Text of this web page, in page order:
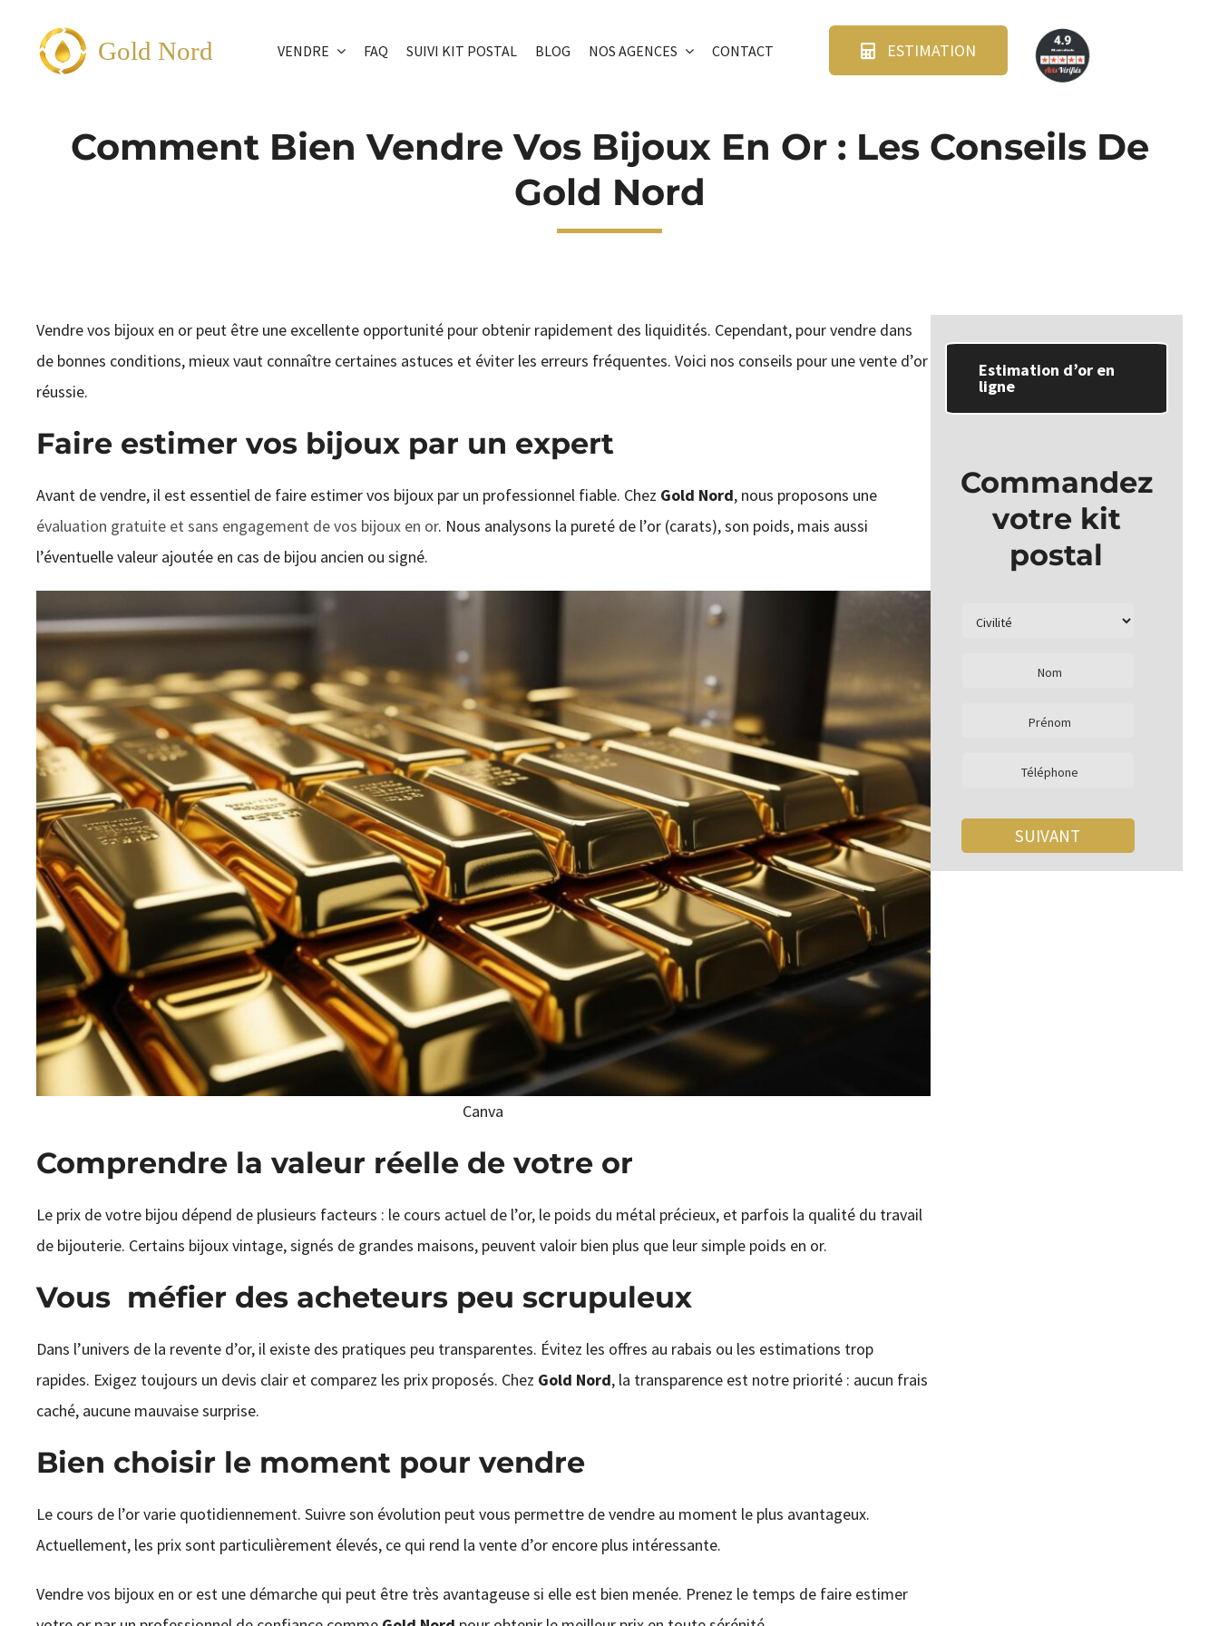
contenu
Gold Nord VENDRE FAQ SUIVI KIT POSTAL BLOG NOS AGENCES CONTACT ESTIMATION
Comment Bien Vendre Vos Bijoux En Or : Les Conseils De
Gold Nord
Vendre vos bijoux en or peut être une excellente opportunité pour obtenir rapidement des liquidités. Cependant, pour vendre dans
de bonnes conditions, mieux vaut connaître certaines astuces et éviter les erreurs fréquentes. Voici nos conseils pour une vente d’or
réussie.
Faire estimer vos bijoux par un expert
Avant de vendre, il est essentiel de faire estimer vos bijoux par un professionnel fiable. Chez Gold Nord, nous proposons une
évaluation gratuite et sans engagement de vos bijoux en or. Nous analysons la pureté de l’or (carats), son poids, mais aussi
l’éventuelle valeur ajoutée en cas de bijou ancien ou signé.
Canva
Comprendre la valeur réelle de votre or
Le prix de votre bijou dépend de plusieurs facteurs : le cours actuel de l’or, le poids du métal précieux, et parfois la qualité du travail
de bijouterie. Certains bijoux vintage, signés de grandes maisons, peuvent valoir bien plus que leur simple poids en or.
Vous méfier des acheteurs peu scrupuleux
Dans l’univers de la revente d’or, il existe des pratiques peu transparentes. Évitez les offres au rabais ou les estimations trop
rapides. Exigez toujours un devis clair et comparez les prix proposés. Chez Gold Nord, la transparence est notre priorité : aucun frais
caché, aucune mauvaise surprise.
Bien choisir le moment pour vendre
Le cours de l’or varie quotidiennement. Suivre son évolution peut vous permettre de vendre au moment le plus avantageux.
Actuellement, les prix sont particulièrement élevés, ce qui rend la vente d’or encore plus intéressante.
Vendre vos bijoux en or est une démarche qui peut être très avantageuse si elle est bien menée. Prenez le temps de faire estimer
Estimation d’or en
ligne
Commandez
votre kit
postal